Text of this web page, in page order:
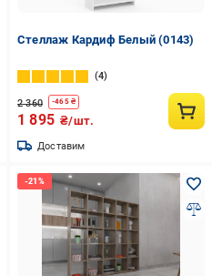
Стеллаж Кардиф Белый (0143)
4
2 360 -465₴
1 895 ₴/шт.
Доставим